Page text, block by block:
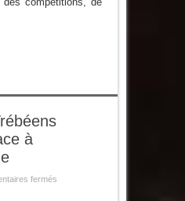
à
ferméssur